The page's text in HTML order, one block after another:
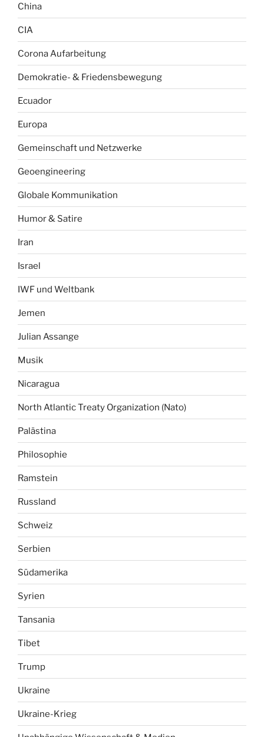
China
CIA
Corona Aufarbeitung
Demokratie- & Friedensbewegung
Ecuador
Europa
Gemeinschaft und Netzwerke
Geoengineering
Globale Kommunikation
Humor & Satire
Iran
Israel
IWF und Weltbank
Jemen
Julian Assange
Musik
Nicaragua
North Atlantic Treaty Organization (Nato)
Palästina
Philosophie
Ramstein
Russland
Schweiz
Serbien
Südamerika
Syrien
Tansania
Tibet
Trump
Ukraine
Ukraine-Krieg